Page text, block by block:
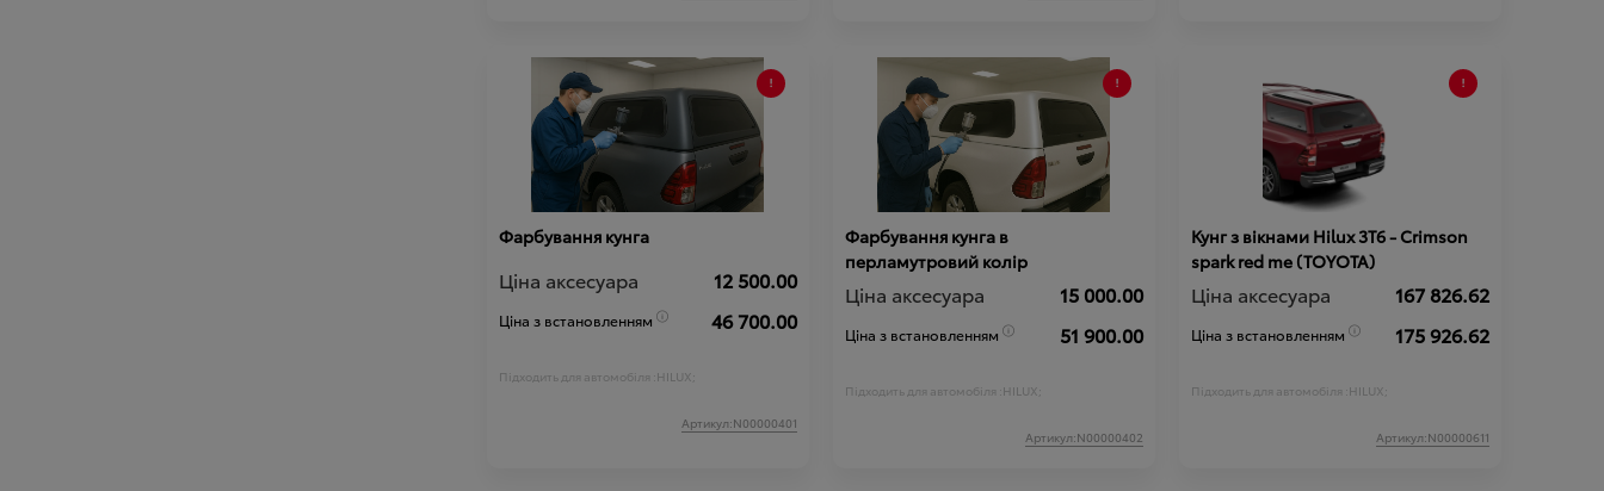
Фарбування кунга
Ціна аксесуара 12 500.00
Ціна з встановленням 46 700.00
Підходить для автомобіля :HILUX;
Артикул:N00000401
Фарбування кунга в
перламутровий колір
Ціна аксесуара 15 000.00
Ціна з встановленням 51 900.00
Підходить для автомобіля :HILUX;
Артикул:N00000402
Кунг з вікнами Hilux 3T6 - Crimson
spark red me (TOYOTA)
Ціна аксесуара 167 826.62
Ціна з встановленням 175 926.62
Підходить для автомобіля :HILUX;
Артикул:N00000611